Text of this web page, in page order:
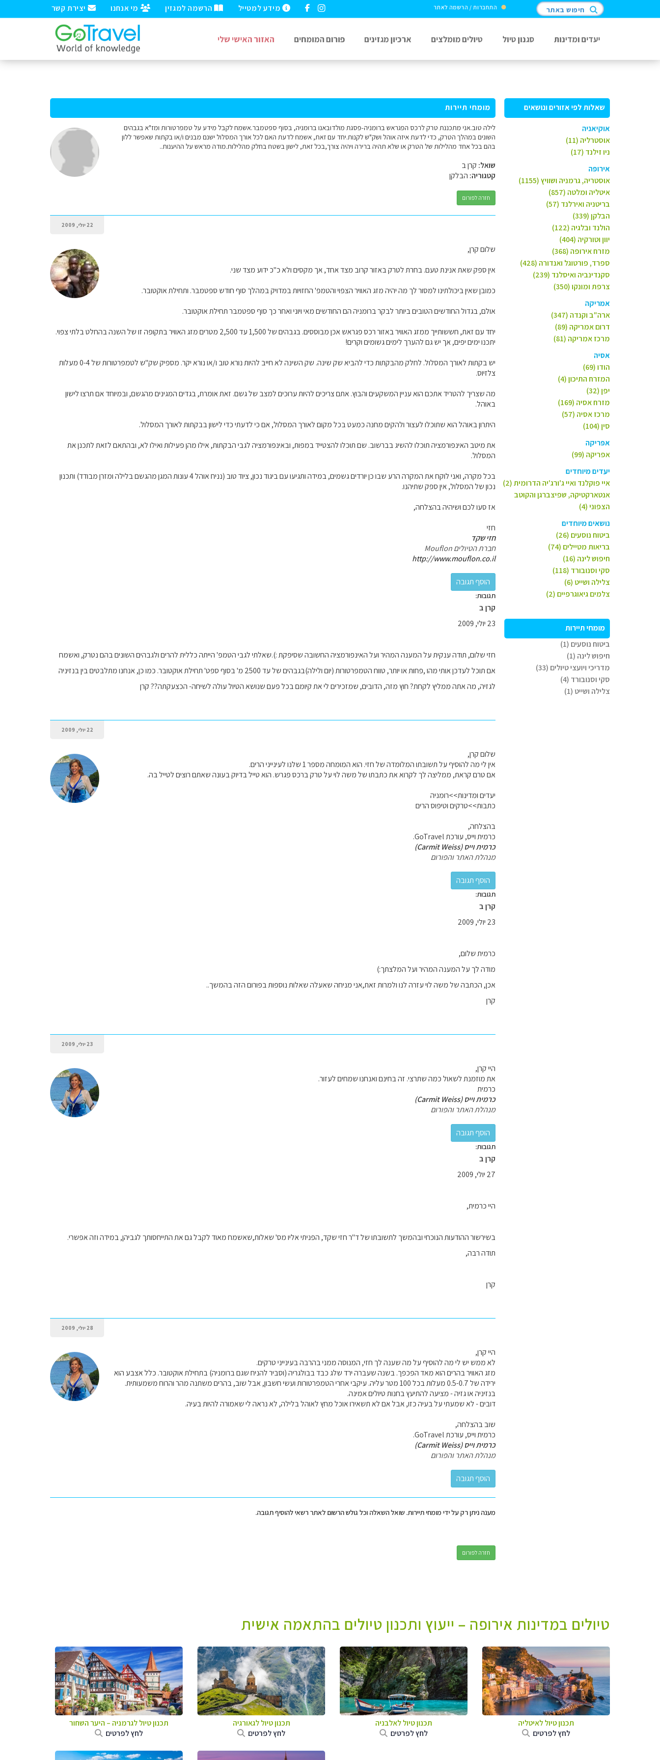
יצירת קשר מי אנחנו הרשמה למגזין מידע למטייל התחברות / הרשמה לאתר חיפוש באתר
יעדים ומדינות סגנון טיול טיולים מומלצים ארכיון מגזינים פורום המומחים האזור האישי שלי
שאלות לפי אזורים ונושאים
אוקיאניה
אוסטרליה (11)
ניו זילנד (17)
אירופה
אוסטריה, גרמניה ושוויץ (1155)
איטליה ומלטה (857)
בריטניה ואירלנד (57)
הבלקן (339)
הולנד ובלגיה (122)
יוון וטורקיה (404)
מזרח אירופה (368)
ספרד, פורטוגל ואנדורה (428)
סקנדינביה ואיסלנד (239)
צרפת ומונקו (350)
אמריקה
ארה"ב וקנדה (347)
דרום אמריקה (89)
מרכז אמריקה (81)
אסיה
הודו (69)
המזרח התיכון (4)
יפן (32)
מזרח אסיה (169)
מרכז אסיה (57)
סין (104)
אפריקה
אפריקה (99)
יעדים מיוחדים
איי פוקלנד ואיי ג'ורג'יה הדרומית (2)
אנטארקטיקה, שפיצברגן והקוטב
הצפוני (4)
נושאים מיוחדים
ביטוח נוסעים (26)
בריאות מטיילים (74)
חיפוש לינה (16)
סקי וסנובורד (118)
צלילה ושייט (6)
צלמים גיאוגרפיים (2)
מומחי תיירות
ביטוח נוסעים (1)
חיפוש לינה (1)
מדריכי ויועצי טיולים (33)
סקי וסנובורד (4)
צלילה ושייט (1)
מומחי תיירות
לילה טוב.אני מתכננת טרק לרכס הפגראש ברומניה-פסגת מולדובאנו ברומניה, בסוף ספטמבר.אשמח לקבל מידע על טמפרטורות ומז"א בגבהים
השונים במהלך הטרק, כדי לדעת איזה אוהל ושק"ש לקנות.יחד עם זאת, אשמח לדעת האם לכל אורך המסלול ישנם מבנים ו/או בקתות שאפשר ללון
בהם בכל אחד מהלילות של הטרק או שלא תהיה ברירה ויהיה צורך,בכל זאת, לישון בשטח בחלק מהלילות.מודה מראש על ההיענות..
שואל: קרן ב
קטגוריה: הבלקן
חזרה לפורום
22 יולי, 2009
שלום קרן,
אין ספק שאת אנינת טעם. בחרת לטרק באזור קרוב מצד אחד, אך מקסים ולא כ"כ ידוע מצד שני.
כמובן שאין ביכולתינו למסור לך מה יהיה מזג האוויר הצפוי והטמפ' החזויות במדויק במהלך סוף חודש ספטמבר. ותחילת אוקטובר.
אולם, בגדול החודשים הטובים ביותר לבקר ברומניה הם החודשים מאי ויוני ואחר כך סוף ספטמבר תחילת אוקטובר.
יחד עם זאת, חששותייך ממזג האוויר באזור רכס פגראש אכן מבוססים. בגבהים של 1,500 עד 2,500 מטרים מזג האוויר בתקופה זו של השנה בהחלט בלתי צפוי.
יתכנו ימים יפים, אך יש גם להערך לימים גשומים וקרים!
יש בקתות לאורך המסלול. לחלק מהבקתות כדי להביא שק שינה. שק השינה לא חייב להיות נורא טוב ו/או נורא יקר. מספיק שק"ש לטמפרטורות של 0-4 מעלות
צלזיוס.
מה שצריך להטריד אתכם הוא עניין המשקעים והבוץ. אתם צריכים להיות ערוכים למצב של גשם. זאת אומרת, בגדים המגינים מהגשם, ובמיוחד אם תרצו לישון
באוהל.
היתרון באוהל הוא שתוכלו לעצור ולהקים מחנה כמעט בכל מקום לאורך המסלול, אם כי לדעתי כדי לישון בבקתות לאורך המסלול.
את מיטב האינפורמציה תוכלו להשיג בברשוב. שם תוכלו להצטייד במפות, ובאינפורמציה לגבי הבקתות, אילו מהן פעילות ואילו לא, ובהתאם לזאת לתכנן את
המסלול.
בכל מקרה, ואני לוקח את המקרה הרע שבו כן יורדים גשמים, במידה ותגיעו עם ביגוד נכון, ציוד טוב (נניח אוהל 4 עונות המגן מהגשם בלילה ומזרן מבודד) ותכנון
נכון של המסלול, אין ספק שתיהנו.
אז סעו לכם ושיהיה בהצלחה,
חזי
חזי שקד
חברת הטיולים Mouflon
http://www.mouflon.co.il
תגובות:
קרן ב
23 יולי, 2009
חזי שלום, תודה ענקית על המענה המהיר ועל האינפורמציה החשובה שסיפקת :).שאלתי לגבי הטמפ' הייתה כללית להרים ולגבהים השונים בהם נטרק, ואשמח
אם תוכל לעדכן אותי מהו ,פחות או יותר, טווח הטמפרטורות (יום ולילה)בגבהים של עד 2500 מ' בסוף ספט' תחילת אוקטובר. כמו כן, אנחנו מתלבטים בין בנזיניה
לגזיה, מה אתה ממליץ לקחת? חוץ מזה, הדובים, שמזכירים לי את קיומם בכל פעם שנושא הטיול עולה לשיחה- הכצעקתה?? קרן
22 יולי, 2009
שלום קרן,
אין לי מה להוסיף על תשובתו המלומדה של חזי. הוא המומחה מספר 1 שלנו לעינייני הרים.
אם טרם קראת, ממליצה לך לקרוא את כתבתו של משה לוי על טרק ברכס פגרש. הוא טייל בדיוק בעונה שאתם רוצים לטייל בה.
יעדים ומדינות>>רומניה
כתבות>>טרקים וטיפוס הרים
בהצלחה,
כרמית וייס, עורכת GoTravel.
כרמית וייס (Carmit Weiss)
מנהלת האתר והפורום
תגובות:
קרן ב
23 יולי, 2009
כרמית שלום,
מודה לך על המענה המהיר ועל המלצתך:)
אכן, הכתבה של משה לוי עזרה לנו ולמרות זאת,אני מניחה שאעלה שאלות נוספות בפורום הזה בהמשך..
קרן
23 יולי, 2009
היי קרן,
את מוזמנת לשאול כמה שתרצי. זה בחינם ואנחנו שמחים לעזור.
כרמית
כרמית וייס (Carmit Weiss)
מנהלת האתר והפורום
תגובות:
קרן ב
27 יולי, 2009
היי כרמית,
בשירשור ההודעות הנוכחי ובהמשך לתשובתו של ד"ר חזי שקד, הפניתי אליו מס' שאלות,שאשמח מאוד לקבל גם את התייחסותך לגביהן, במידה וזה אפשרי.
תודה רבה,
קרן
28 יולי, 2009
היי קרן,
לא ממש יש לי מה להוסיף על מה שענה לך חזי, המנוסה ממני בהרבה בעינייני טרקים.
מזג האוויר בהרים הוא מאד הפכפך. בשנה שעברה ירד שלג כבד בבולגריה (וסביר להניח שגם ברומניה) בתחילת אוקטובר. כלל אצבע הוא
ירידה של 0.5-0.7 מעלות בכל 100 מטר עליה. עיקבי אחרי הטמפרטורות ועשי חשבון, אבל שוב, בהרים משתנה מהר והרוח משמעותית.
בנזיניה או גזיה - מציעה להתיעץ בחנות טיולים אמינה.
דובים - לא שמעתי על בעיה כזו, אבל אם לא תשאירו אוכל מחץ לאוהל בלילה, לא נראה לי שאמורה להיות בעיה.
שוב בהצלחה,
כרמית וייס, עורכת GoTravel.
כרמית וייס (Carmit Weiss)
מנהלת האתר והפורום
מענה ניתן רק על ידי מומחי תיירות. שואל השאלה וכל גולש הרשום לאתר רשאי להוסיף תגובה.
חזרה לפורום
טיולים במדינות אירופה – ייעוץ ותכנון טיולים בהתאמה אישית
תכנון טיול לאיטליה
לחץ לפרטים
תכנון טיול לאלבניה
לחץ לפרטים
תכנון טיול לגאורגיה
לחץ לפרטים
תכנון טיול לגרמניה – היער השחור
לחץ לפרטים